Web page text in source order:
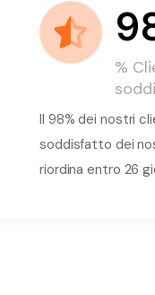
%
Il 98% dei nostri
soddisfatto dei
riordina entro 26